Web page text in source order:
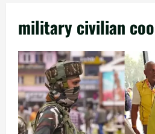
military civilian